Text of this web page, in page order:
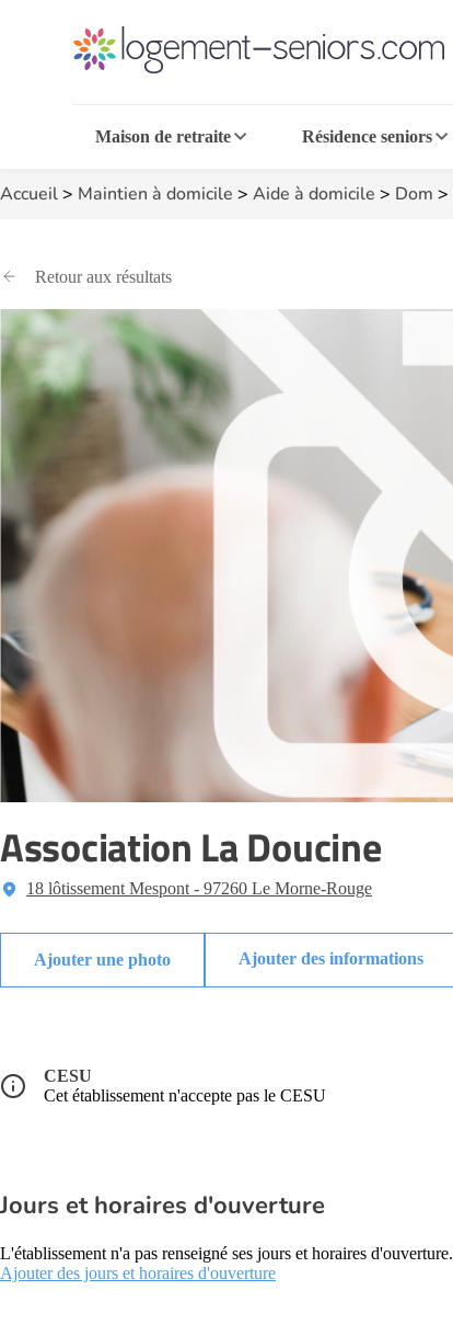
Maison de retraite Résidence seniors
Accueil> Maintien à domicile > Aide à domicile > Dom >
Retour aux résultats
Association La Doucine
18 lôtissement Mespont - 97260 Le Morne-Rouge
Ajouter des informations
CESU
Cet établissement n'accepte pas le CESU
Jours et horaires d'ouverture
L'établissement n'a pas renseigné ses jours et horaires d'ouverture.
Ajouter des jours et horaires d'ouverture